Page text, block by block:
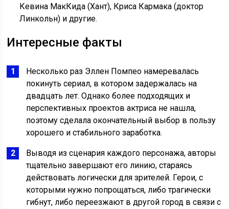
Кевина МакКида (Хант), Криса Кармака (доктор
Линкольн) и другие.
Интересные факты
Несколько раз Эллен Помпео намеревалась
покинуть сериал, в котором задержалась на
двадцать лет. Однако более подходящих и
перспективных проектов актриса не нашла,
поэтому сделала окончательный выбор в пользу
хорошего и стабильного заработка.
Выводя из сценария каждого персонажа, авторы
тщательно завершают его линию, стараясь
действовать логически для зрителей. Герои, с
которыми нужно попрощаться, либо трагически
гибнут, либо переезжают в другой город в связи с